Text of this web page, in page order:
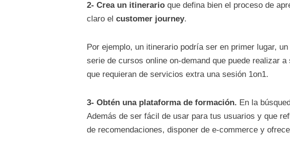
2- Crea un itinerarioque defina bien el proceso de
claro el customer journey.
Por ejemplo, un itinerario podría ser en primer lugar,
serie de cursos online on-demand que puede realizar
que requieran de servicios extra una sesión 1on1.
3- Obtén una plataforma de formación. En la
Además de ser fácil de usar para tus usuarios y que
de recomendaciones, disponer de e-commerce y